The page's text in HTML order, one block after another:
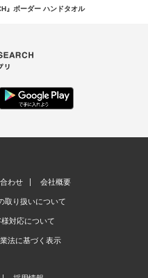
』ボーダー ハンドタオル
わせ 会社概要
取り扱いについて
様対応について
法に基づく表示